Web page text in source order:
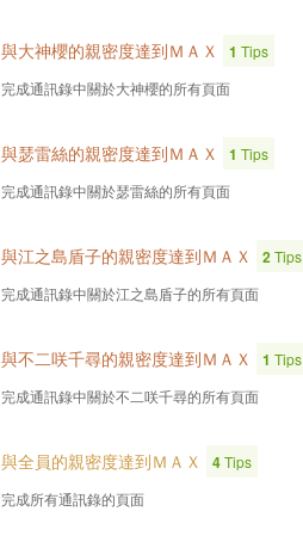
與大神櫻的親密度達到ＭＡＸ 1 Tips
完成通訊錄中關於大神櫻的所有頁面
與瑟雷絲的親密度達到ＭＡＸ 1 Tips
完成通訊錄中關於瑟雷絲的所有頁面
與江之島盾子的親密度達到ＭＡＸ 2Tips
完成通訊錄中關於江之島盾子的所有頁面
與不二咲千尋的親密度達到ＭＡＸ 1 Tips
完成通訊錄中關於不二咲千尋的所有頁面
與全員的親密度達到ＭＡＸ 4Tips
完成所有通訊錄的頁面